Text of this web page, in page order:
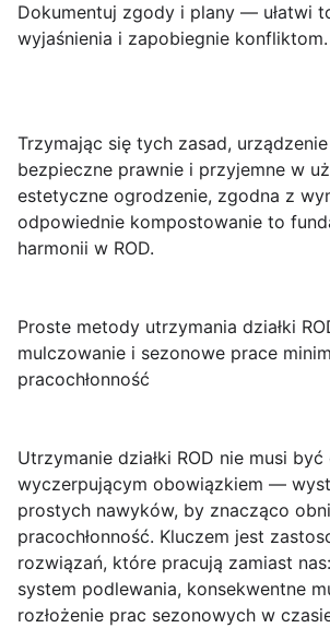
Dokumentuj zgody i plany — ułatwi
wyjaśnienia i zapobiegnie konfliktom.
Trzymając się tych zasad,
bezpieczne prawnie i przyjemne w
estetyczne ogrodzenie, zgodna z
odpowiednie kompostowanie to
harmonii w ROD.
Proste metody utrzymania działki
mulczowanie i sezonowe prace
pracochłonność
Utrzymanie działki ROD nie musi być
wyczerpującym obowiązkiem —
prostych nawyków, by znacząco
pracochłonność. Kluczem jest
rozwiązań, które pracują zamiast
system podlewania, konsekwentne
rozłożenie prac sezonowych w